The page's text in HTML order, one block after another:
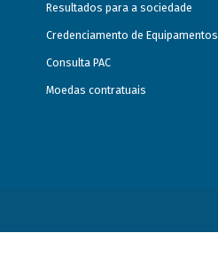
Resultados para a sociedade
Credenciamento de Equipamentos
Consulta PAC
Moedas contratuais